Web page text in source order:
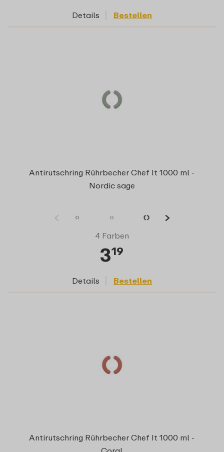
Details Bestellen
Antirutschring Rührbecher Chef It 1000 ml -
Nordic sage
4 Farben
319
Details Bestellen
Antirutschring Rührbecher Chef It 1000 ml -